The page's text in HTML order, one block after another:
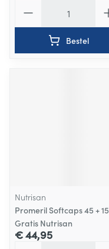
Bestel
Nutrisan
Promeril Softcaps 45 + 15
Gratis Nutrisan
€ 44,95